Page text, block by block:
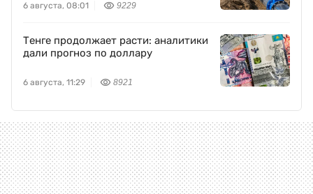
6 августа, 08:01 9229
Тенге продолжает расти: аналитики
дали прогноз по доллару
6 августа, 11:29 8921